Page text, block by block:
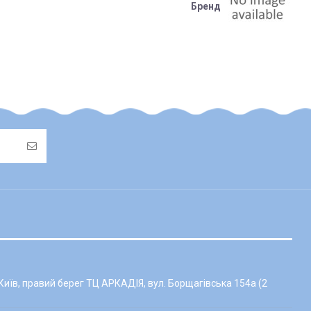
Бренд
на післяплату та адресну доставку)
правий берег ТЦ АРКАДІЯ, вул. Борщагівська 154а (2